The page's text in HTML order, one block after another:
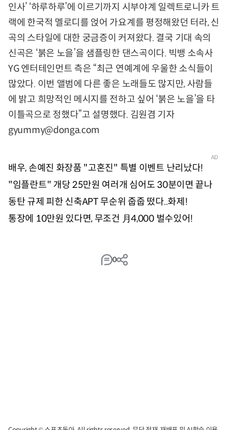
인사’ ‘하루하루’에 이르기까지 시부야계 일렉트로니카 트
랙에 한국적 멜로디를 얹어 가요계를 평정해왔던 터라, 신
곡의 스타일에 대한 궁금증이 커져왔다. 결국 기대 속의
신곡은 ‘붉은 노을’을 샘플링한 댄스곡이다. 빅뱅 소속사
YG 엔터테인먼트 측은 “최근 연예계에 우울한 소식들이
많았다. 이번 앨범에 다른 좋은 노래들도 많지만, 사람들
에 밝고 희망적인 메시지를 전하고 싶어 ‘붉은 노을’을 타
이틀곡으로 정했다”고 설명했다. 김원겸 기자
gyummy@donga.com
0